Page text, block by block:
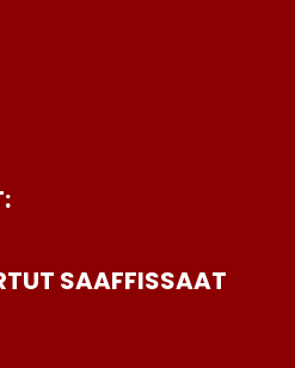
SAAFFISSAAT